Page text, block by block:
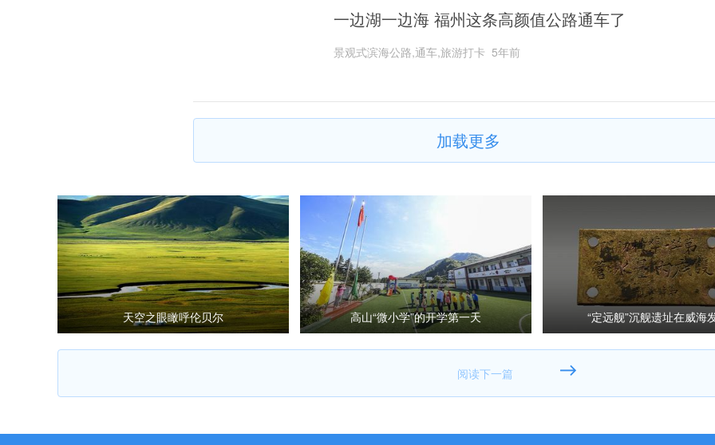
一边湖一边海 福州这条高颜值公路通车了
景观式滨海公路,通车,旅游打卡 5年前
加载更多
天空之眼瞰呼伦贝尔 高山“微小学”的开学第一天 “定远舰”沉舰遗址在威海